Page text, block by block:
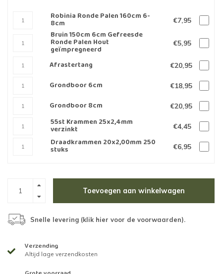
Robinia Ronde Palen 160cm 6-
8cm €7,95
Bruin 150cm 6cm Gefreesde
Ronde Palen Hout
geïmpregneerd
€5,95
Afrastertang €20,95
Grondboor 6cm €18,95
Grondboor 8cm €20,95
55st Krammen 25x2,4mm
verzinkt €4,45
Draadkrammen 20x2,00mm 250
stuks €6,95
Toevoegen aan winkelwagen
Snelle levering (klik hier voor de voorwaarden).
Verzending
Altijd lage verzendkosten